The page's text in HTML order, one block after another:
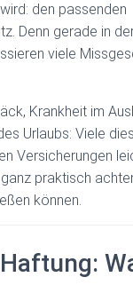
den passenden
Denn gerade in
viele
Krankheit im
Urlaubs: Viele
Versicherungen
praktisch
können.